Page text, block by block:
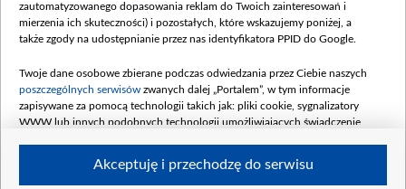
Dofinansowanie 900 000 000,00 PLN
Data podpisania umowy: LUTY 2026 (wpłata
kwiecień 180 mln, 7 maja 180 mln, 8
czerwca 90 mln)
Dofinansowanie 250 000 000,00 PLN
4 sierpnia 250 mln
zautomatyzowanego dopasowania reklam do Twoich zainteresowań i
mierzenia ich skuteczności) i pozostałych, które wskazujemy poniżej, a
także zgody na udostępnianie przez nas identyfikatora PPID do Google.
Twoje dane osobowe zbierane podczas odwiedzania przez Ciebie naszych
poszczególnych serwisów zwanych dalej „Portalem”, w tym informacje
zapisywane za pomocą technologii takich jak: pliki cookie, sygnalizatory
WWW lub innych podobnych technologii umożliwiających świadczenie
Akceptuję i przechodzę do serwisu